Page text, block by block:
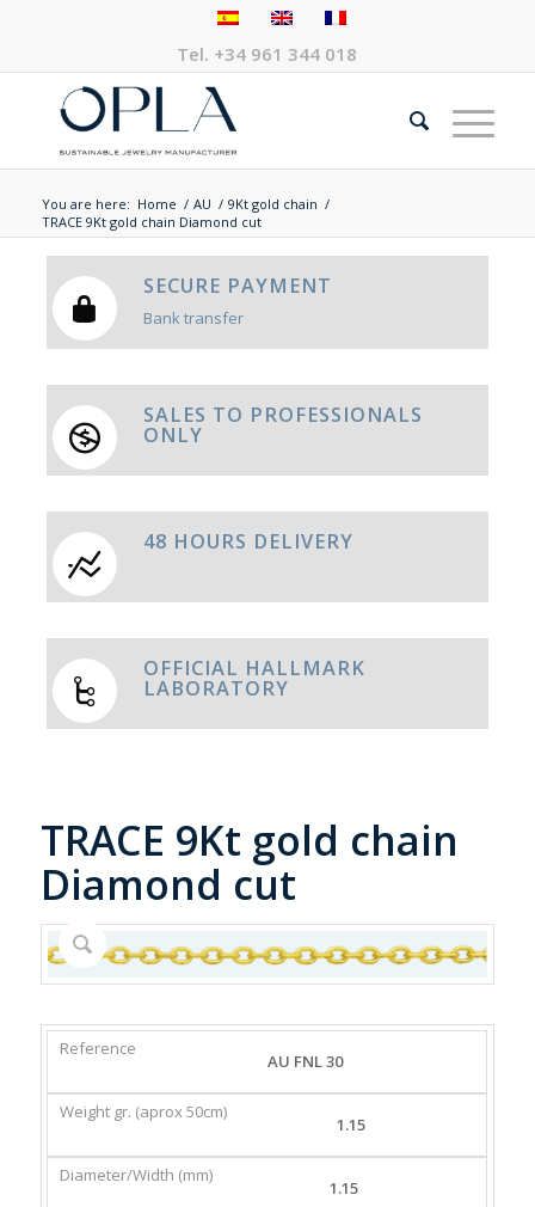
Tel. +34 961 344 018
You are here: Home / AU / 9Kt gold chain /
TRACE 9Kt gold chain Diamond cut
SECURE PAYMENT
Bank transfer
SALES TO PROFESSIONALS
ONLY
48 HOURS DELIVERY
OFFICIAL HALLMARK
LABORATORY
TRACE 9Kt gold chain
Diamond cut
REFERENCE
(APROX
DIAMETER/WIDTH
AU FNL 30
1.15
1.15